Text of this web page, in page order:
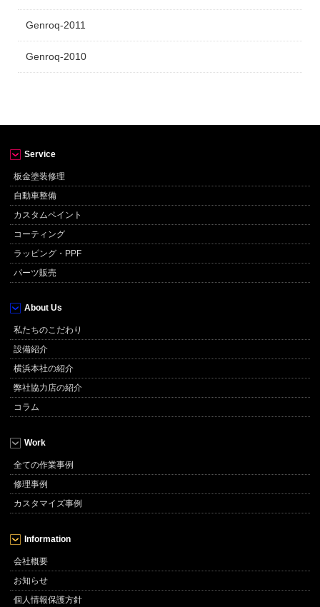
Genroq-2011
Genroq-2010
Service
板金塗装修理
自動車整備
カスタムペイント
コーティング
ラッピング・PPF
パーツ販売
About Us
私たちのこだわり
設備紹介
横浜本社の紹介
弊社協力店の紹介
コラム
Work
全ての作業事例
修理事例
カスタマイズ事例
Information
会社概要
お知らせ
個人情報保護方針